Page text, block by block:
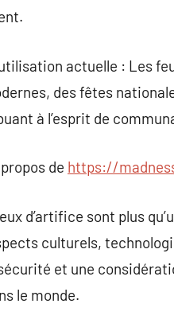
actuelle : Les
des fêtes
à l’esprit de
de https://
d’artifice sont plus
culturels,
et une
le monde.